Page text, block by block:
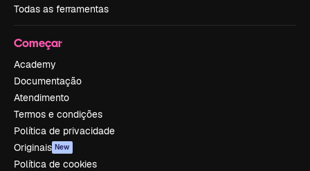
Todas as ferramentas
Começar
Academy
Documentação
Atendimento
Termos e condições
Política de privacidade
Originais New
Política de cookies